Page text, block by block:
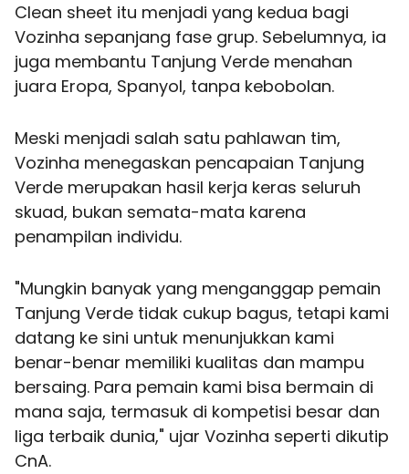
Clean sheet itu menjadi yang kedua bagi
Vozinha sepanjang fase grup. Sebelumnya, ia
juga membantu Tanjung Verde menahan
juara Eropa, Spanyol, tanpa kebobolan.
Meski menjadi salah satu pahlawan tim,
Vozinha menegaskan pencapaian Tanjung
Verde merupakan hasil kerja keras seluruh
skuad, bukan semata-mata karena
penampilan individu.
"Mungkin banyak yang menganggap pemain
Tanjung Verde tidak cukup bagus, tetapi kami
datang ke sini untuk menunjukkan kami
benar-benar memiliki kualitas dan mampu
bersaing. Para pemain kami bisa bermain di
mana saja, termasuk di kompetisi besar dan
liga terbaik dunia," ujar Vozinha seperti dikutip
CnA.